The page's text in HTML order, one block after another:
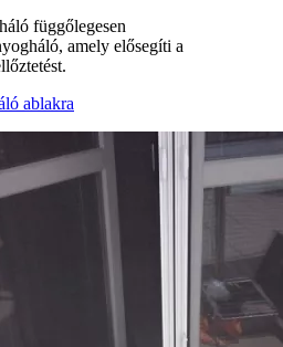
függőlegesen
amely elősegíti a
ablakra